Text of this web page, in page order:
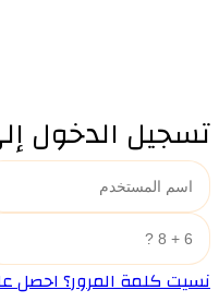
تسجيل الدخول
نسيت كلمة المرور؟ احصل